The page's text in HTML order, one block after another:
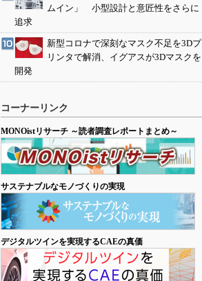
ムイン」 小型設計と意匠性をさらに
追求
新型コロナで深刻なマスク不足を3Dプ
リンタで解消、イグアスが3Dマスクを
開発
コーナーリンク
MONOistリサーチ ～読者調査レポートまとめ～
サステナブルなモノづくりの実現
デジタルツインを実現するCAEの真価